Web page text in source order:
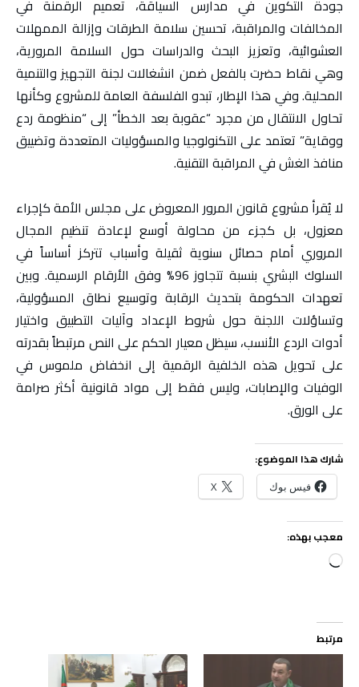
جودة التكوين في مدارس السياقة، تعميم الرقمنة في
المخالفات والمراقبة، تحسين سلامة الطرقات وإزالة الممهلات
العشوائية، وتعزيز البحث والدراسات حول السلامة المرورية،
وهي نقاط حضرت بالفعل ضمن انشغالات لجنة التجهيز والتنمية
المحلية. وفي هذا الإطار، تبدو الفلسفة العامة للمشروع وكأنها
تحاول الانتقال من مجرد “عقوبة بعد الخطأ” إلى “منظومة ردع
ووقاية” تعتمد على التكنولوجيا والمسؤوليات المتعددة وتضييق
منافذ الغش في المراقبة التقنية.
لا يُقرأ مشروع قانون المرور المعروض على مجلس الأمة كإجراء
معزول، بل كجزء من محاولة أوسع لإعادة تنظيم المجال
المروري أمام حصائل سنوية ثقيلة وأسباب تتركز أساساً في
السلوك البشري بنسبة تتجاوز 96% وفق الأرقام الرسمية. وبين
تعهدات الحكومة بتحديث الرقابة وتوسيع نطاق المسؤولية،
وتساؤلات اللجنة حول شروط الإعداد وآليات التطبيق واختيار
أدوات الردع الأنسب، سيظل معيار الحكم على النص مرتبطاً بقدرته
على تحويل هذه الخلفية الرقمية إلى انخفاض ملموس في
الوفيات والإصابات، وليس فقط إلى مواد قانونية أكثر صرامة
على الورق.
شارك هذا الموضوع:
فيس بوك X
معجب بهذه:
جاري
مرتبط